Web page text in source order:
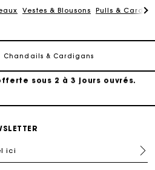
Vestes & Blousons Pulls &
Chandails & Cardigans
commande
sous 2 à 3 jours ouvrés.
sécurisé
ici